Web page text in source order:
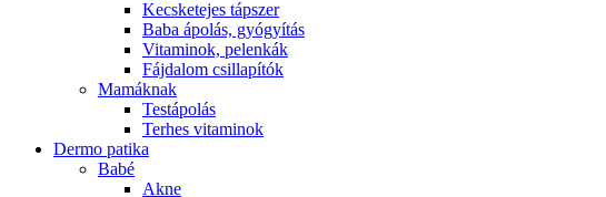
Kecsketejes tápszer
Baba ápolás, gyógyítás
Vitaminok, pelenkák
Fájdalom csillapítók
Mamáknak
Testápolás
Terhes vitaminok
Dermo patika
Babé
Akne